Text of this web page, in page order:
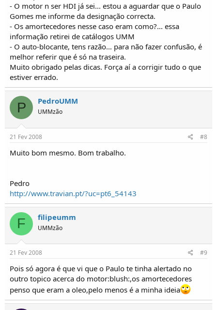
- O motor n ser HDI já sei... estou a aguardar que o Paulo
Gomes me informe da designação correcta.
- Os amortecedores nesse caso eram como?... essa
informação retirei de catálogos UMM
- O auto-blocante, tens razão... para não fazer confusão, é
melhor referir que é só na traseira.
Muito obrigado pelas dicas. Força aí a corrigir tudo o que
estiver errado.
P PedroUMM
UMMzão
21 Fev 2008 #8
Muito bom mesmo. Bom trabalho.
Pedro
http://www.travian.pt/?uc=pt6_54143
F filipeumm
UMMzão
21 Fev 2008 #9
Pois só agora é que vi que o Paulo te tinha alertado no
outro topico acerca do motor:blush:,os amortecedores
penso que eram a oleo,pelo menos é a minha ideia